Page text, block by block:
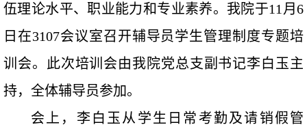
伍理论水平、职业能力和专业素养。我院于11月6
日在3107会议室召开辅导员学生管理制度专题培
训会。此次培训会由我院党总支副书记李白玉主
持，全体辅导员参加。
会上，李白玉从学生日常考勤及请销假管